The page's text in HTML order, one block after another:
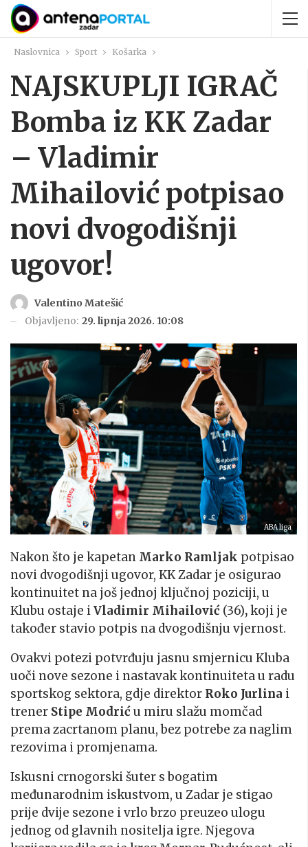
Naslovnica Sport Košarka
NAJSKUPLJI IGRAČ
Bomba iz KK Zadar
– Vladimir
Mihailović potpisao
novi dvogodišnji
ugovor!
Valentino Matešić
Objavljeno: 29. lipnja 2026. 10:08
ABA liga
Nakon što je kapetan Marko Ramljak potpisao
novi dvogodišnji ugovor, KK Zadar je osigurao
kontinuitet na još jednoj ključnoj poziciji, u
Klubu ostaje iVladimir Mihailović (36),koji je
također stavio potpis na dvogodišnju vjernost.
Ovakvi potezi potvrđuju jasnu smjernicu Kluba
uoči nove sezone i nastavak kontinuiteta u radu
sportskog sektora, gdje direktor Roko Jurlina i
trener Stipe Modriću miru slažu momčad
prema zacrtanom planu, bez potrebe za naglim
rezovima i promjenama.
Iskusni crnogorski šuter s bogatim
međunarodnim iskustvom, u Zadar je stigao
prije dvije sezone i vrlo brzo preuzeo ulogu
jednog od glavnih nositelja igre. Njegova